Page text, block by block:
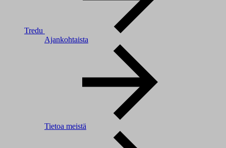
Tredu
Ajankohtaista
Tietoa meistä